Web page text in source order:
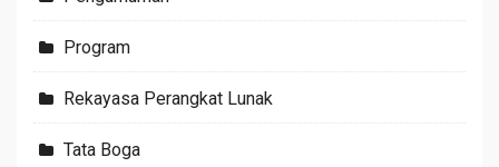
Program
Rekayasa Perangkat Lunak
Tata Boga